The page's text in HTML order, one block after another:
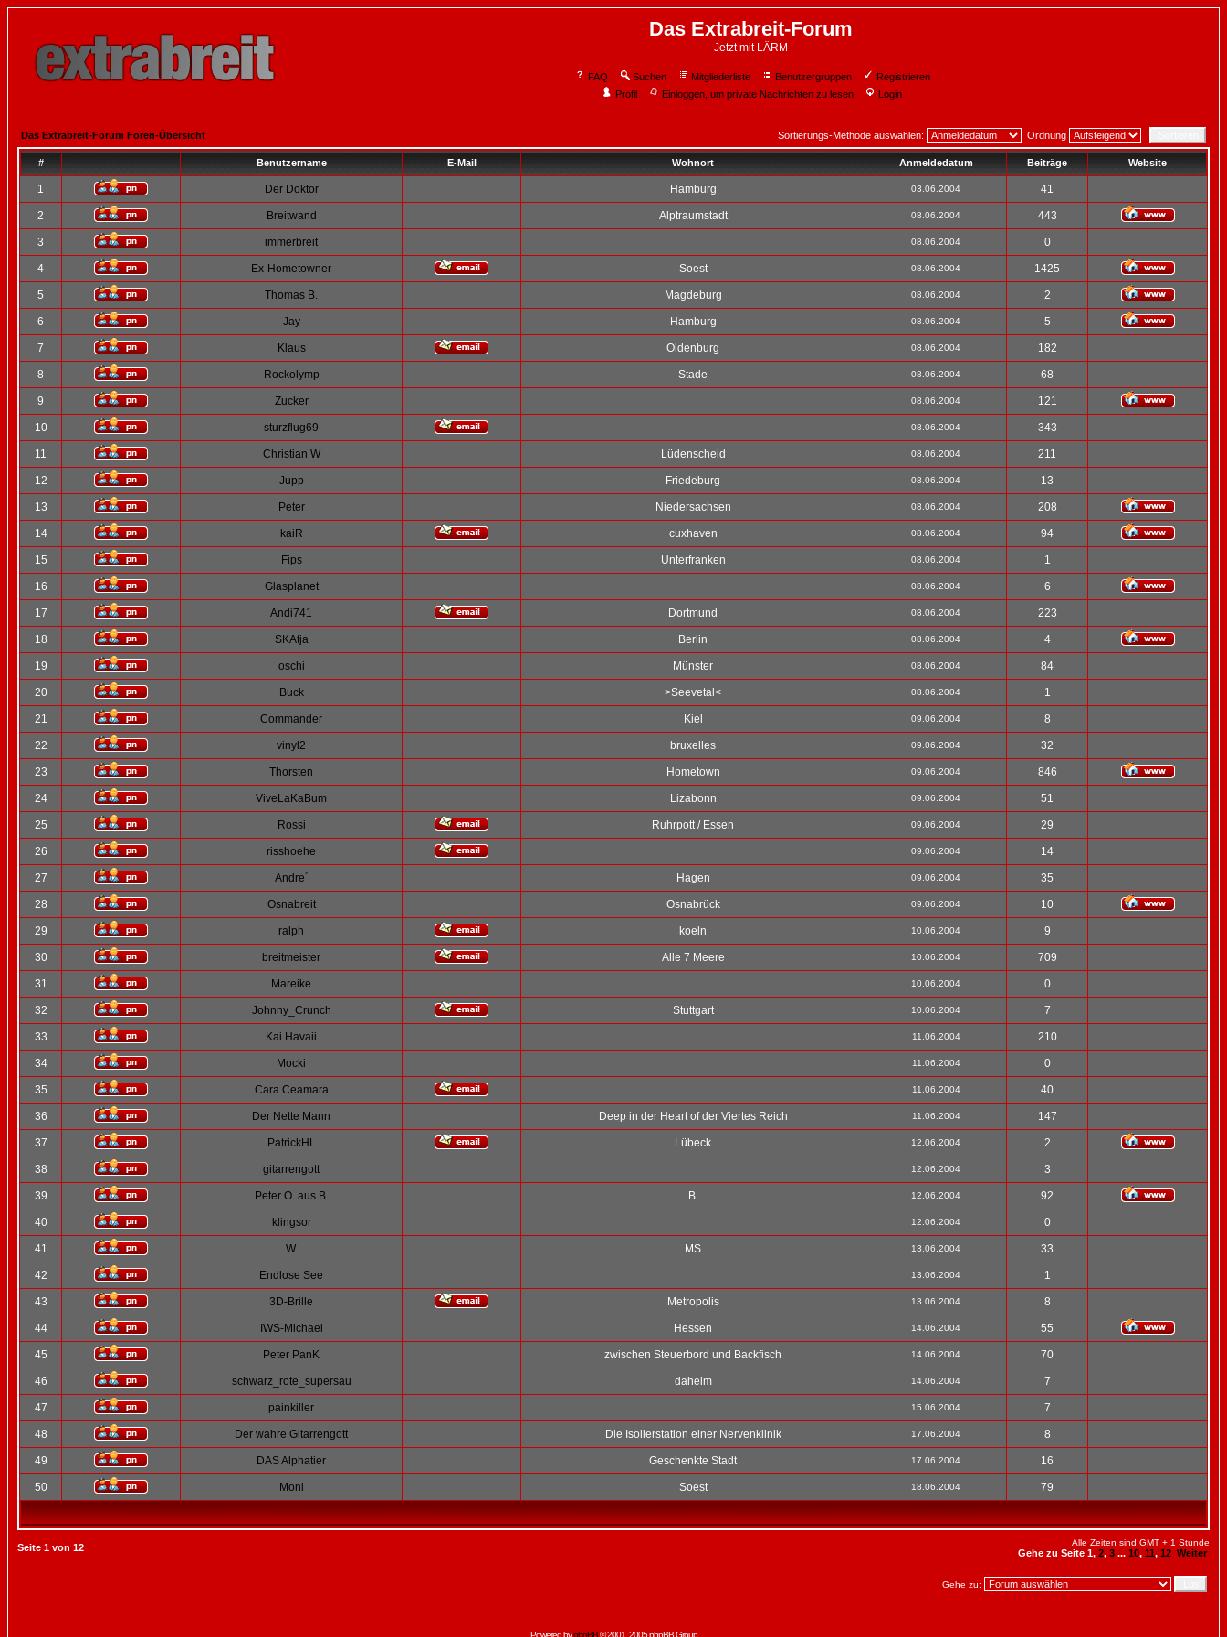
Das Extrabreit-Forum
Jetzt mit LÄRM
FAQ Suchen Mitgliederliste Benutzergruppen
Registrieren
Profil
Einloggen, um private Nachrichten zu lesen Login
Das Extrabreit-Forum Foren-Übersicht Sortierungs-Methode auswählen: Ordnung
# Benutzername E-Mail Wohnort Anmeldedatum Beiträge Website
1 Der Doktor Hamburg 03.06.2004 41
2 Breitwand Alptraumstadt 08.06.2004 443
3 immerbreit 08.06.2004 0
4 Ex-Hometowner Soest 08.06.2004 1425
5 Thomas B. Magdeburg 08.06.2004 2
6 Jay Hamburg 08.06.2004 5
7 Klaus Oldenburg 08.06.2004 182
8 Rockolymp Stade 08.06.2004 68
9 Zucker 08.06.2004 121
10 sturzflug69 08.06.2004 343
11 Christian W Lüdenscheid 08.06.2004 211
12 Jupp Friedeburg 08.06.2004 13
13 Peter Niedersachsen 08.06.2004 208
14 kaiR cuxhaven 08.06.2004 94
15 Fips Unterfranken 08.06.2004 1
16 Glasplanet 08.06.2004 6
17 Andi741 Dortmund 08.06.2004 223
18 SKAtja Berlin 08.06.2004 4
19 oschi Münster 08.06.2004 84
20 Buck >Seevetal< 08.06.2004 1
21 Commander Kiel 09.06.2004 8
22 vinyl2 bruxelles 09.06.2004 32
23 Thorsten Hometown 09.06.2004 846
24 ViveLaKaBum Lizabonn 09.06.2004 51
25 Rossi Ruhrpott / Essen 09.06.2004 29
26 risshoehe 09.06.2004 14
27 Andre´ Hagen 09.06.2004 35
28 Osnabreit Osnabrück 09.06.2004 10
29 ralph koeln 10.06.2004 9
30 breitmeister Alle 7 Meere 10.06.2004 709
31 Mareike 10.06.2004 0
32 Johnny_Crunch Stuttgart 10.06.2004 7
33 Kai Havaii 11.06.2004 210
34 Mocki 11.06.2004 0
35 Cara Ceamara 11.06.2004 40
36 Der Nette Mann Deep in der Heart of der Viertes Reich 11.06.2004 147
37 PatrickHL Lübeck 12.06.2004 2
38 gitarrengott 12.06.2004 3
39 Peter O. aus B. B. 12.06.2004 92
40 klingsor 12.06.2004 0
41 W. MS 13.06.2004 33
42 Endlose See 13.06.2004 1
43 3D-Brille Metropolis 13.06.2004 8
44 IWS-Michael Hessen 14.06.2004 55
45 Peter PanK zwischen Steuerbord und Backfisch 14.06.2004 70
46 schwarz_rote_supersau daheim 14.06.2004 7
47 painkiller 15.06.2004 7
48 Der wahre Gitarrengott Die Isolierstation einer Nervenklinik 17.06.2004 8
49 DAS Alphatier Geschenkte Stadt 17.06.2004 16
50 Moni Soest 18.06.2004 79
Seite 1 von 12 Alle Zeiten sind GMT + 1 Stunde
Gehe zu Seite 1, 2, 3 ... 10, 11, 12 Weiter
Gehe zu:
Powered byphpBB© 2001, 2005 phpBB Group